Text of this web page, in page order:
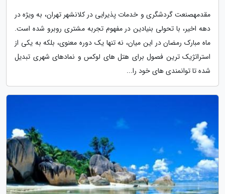
مقدمهصنعت گردشگری و خدمات پذیرایی در کلانشهر تهران، به ویژه در
دهه اخیر، با تحولی بنیادین در مفهوم تجربه مشتری روبرو شده است.
ماه مبارک رمضان در این میان، نه تنها یک دوره معنوی، بلکه به یکی از
استراتژیک ترین فصول برای هتل های لوکس و نمادهای شهری تبدیل
شده تا توانمندی های خود را...